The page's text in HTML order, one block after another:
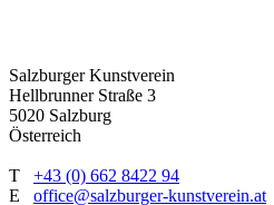
Salzburger Kunstverein
Hellbrunner Straße 3
5020 Salzburg
Österreich
T +43 (0) 662 8422 94
E office@salzburger-kunstverein.at